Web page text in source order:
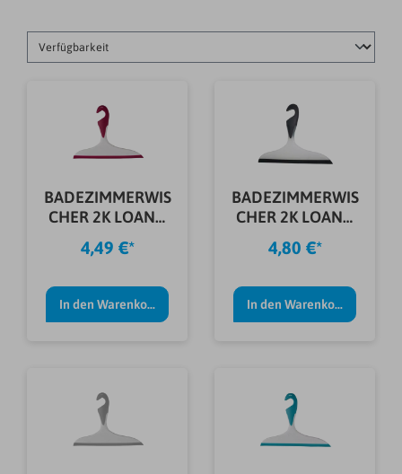
BADEZIMMERWIS
CHER 2K LOANO
ROSA
4,49 €*
In den Warenkorb
BADEZIMMERWIS
CHER 2K LOANO
SCHWARZ
4,80 €*
In den Warenkorb